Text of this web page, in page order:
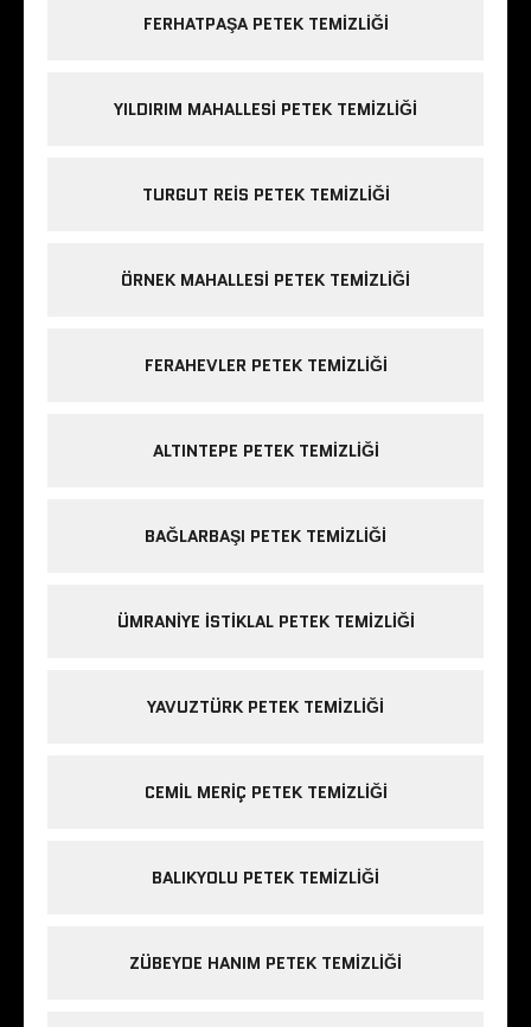
FERHATPAŞA PETEK TEMIZLIĞI
YILDIRIM MAHALLESI PETEK TEMIZLIĞI
TURGUT REIS PETEK TEMIZLIĞI
ÖRNEK MAHALLESI PETEK TEMIZLIĞI
FERAHEVLER PETEK TEMIZLIĞI
ALTINTEPE PETEK TEMIZLIĞI
BAĞLARBAŞI PETEK TEMIZLIĞI
ÜMRANIYE ISTIKLAL PETEK TEMIZLIĞI
YAVUZTÜRK PETEK TEMIZLIĞI
CEMIL MERIÇ PETEK TEMIZLIĞI
BALIKYOLU PETEK TEMIZLIĞI
ZÜBEYDE HANIM PETEK TEMIZLIĞI